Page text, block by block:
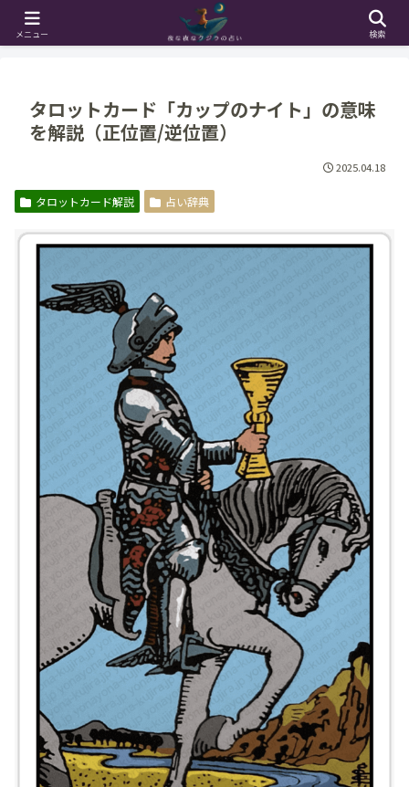
ホーム タロットカード解説
タロットカード「カップのナイト」の意味
を解説（正位置/逆位置）
2025.04.18
タロットカード解説 占い辞典
メニュー 検索